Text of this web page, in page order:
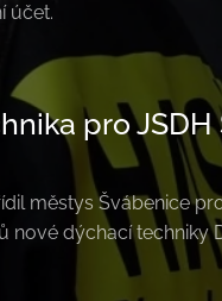
účet.
pro JSDH
městys Švábenice
dýchací techniky